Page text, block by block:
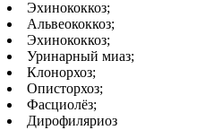
Эхинококкоз;
Альвеококкоз;
Эхинококкоз;
Уринарный миаз;
Клонорхоз;
Описторхоз;
Фасциолёз;
Дирофиляриоз